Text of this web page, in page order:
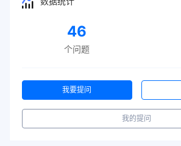
46
个问题
我要提问
我的提问